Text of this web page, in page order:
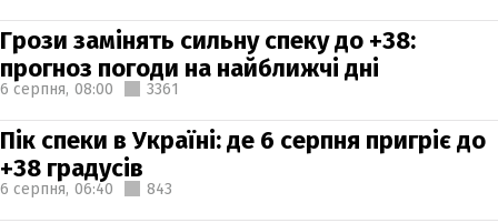
Грози замінять сильну спеку до +38:
прогноз погоди на найближчі дні
6 серпня, 08:00 3361
Пік спеки в Україні: де 6 серпня пригріє до
+38 градусів
6 серпня, 06:40 843